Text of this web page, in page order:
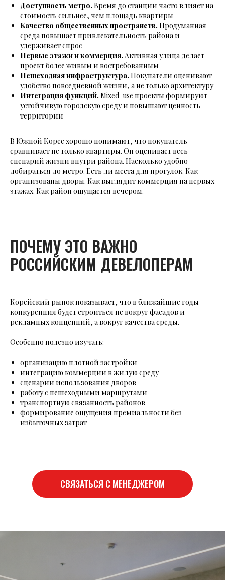
Доступность метро. Время до станции часто влияет на
стоимость сильнее, чем площадь квартиры
Качество общественных пространств. Продуманная
среда повышает привлекательность района и
удерживает спрос
Первые этажи и коммерция. Активная улица делает
проект более живым и востребованным
Пешеходная инфраструктура. Покупатели оценивают
удобство повседневной жизни, а не только архитектуру
Интеграция функций. Mixed-use проекты формируют
устойчивую городскую среду и повышают ценность
территории
В Южной Корее хорошо понимают, что покупатель
сравнивает не только квартиры. Он оценивает весь
сценарий жизни внутри района. Насколько удобно
добираться до метро. Есть ли места для прогулок. Как
организованы дворы. Как выглядит коммерция на первых
этажах. Как район ощущается вечером.
ПОЧЕМУ ЭТО ВАЖНО
РОССИЙСКИМ ДЕВЕЛОПЕРАМ
Корейский рынок показывает, что в ближайшие годы
конкуренция будет строиться не вокруг фасадов и
рекламных концепций, а вокруг качества среды.
Особенно полезно изучать:
организацию плотной застройки
интеграцию коммерции в жилую среду
сценарии использования дворов
работу с пешеходными маршрутами
транспортную связанность районов
формирование ощущения премиальности без
избыточных затрат
СВЯЗАТЬСЯ С МЕНЕДЖЕРОМ